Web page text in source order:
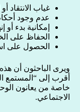
غياب الانتقاد
عدم وجود
إمكانية بدء
الحفاظ على
الحصول على
ويرى الباحثون أن
أقرب إلى “المستمع
خاصة من يعانون
الاجتماعي.